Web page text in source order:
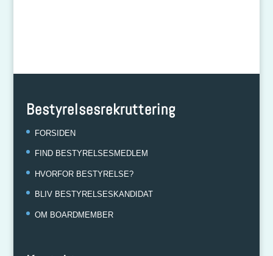
Bestyrelsesrekruttering
FORSIDEN
FIND BESTYRELSESMEDLEM
HVORFOR BESTYRELSE?
BLIV BESTYRELSESKANDIDAT
OM BOARDMEMBER